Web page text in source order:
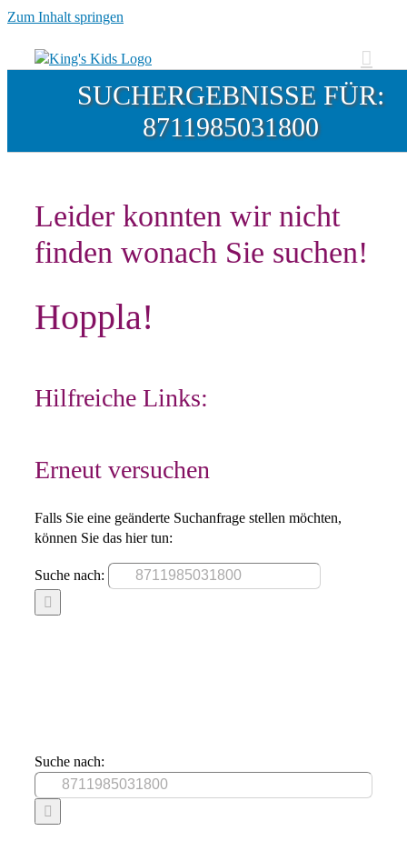
Zum Inhalt springen
SUCHERGEBNISSE FÜR:
8711985031800
Leider konnten wir nicht
finden wonach Sie suchen!
Hoppla!
Hilfreiche Links:
Erneut versuchen
Falls Sie eine geänderte Suchanfrage stellen möchten,
können Sie das hier tun:
Suche nach:
Suche nach: